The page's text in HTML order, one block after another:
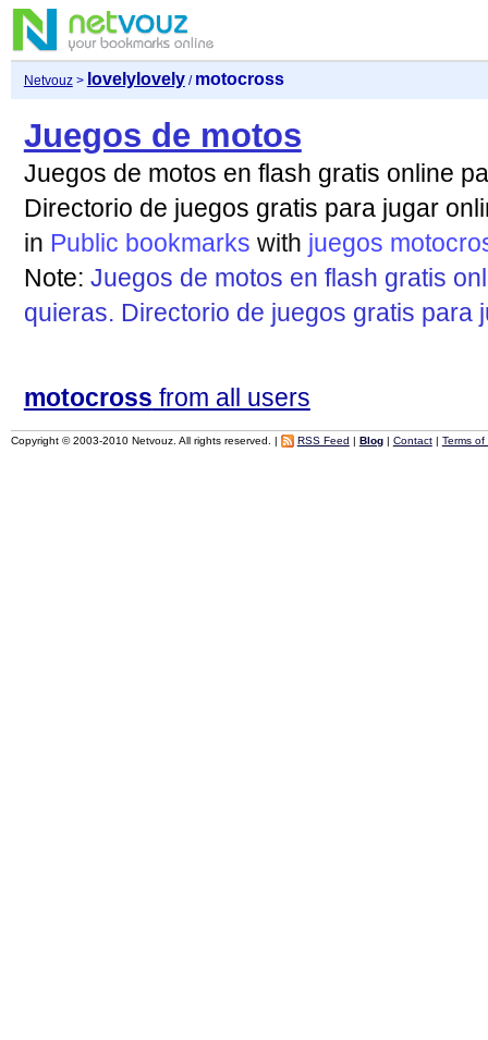
Netvouz> lovelylovely/ motocross
Juegos de motos
Juegos de motos en flash gratis online
Directorio de juegos gratis para jugar
in Public bookmarks with juegos
Note: Juegos de motos en flash gratis
quieras. Directorio de juegos gratis para
motocross from all users
Copyright © 2003-2010 Netvouz. All rights reserved. | RSS Feed | Blog| Contact| Terms of